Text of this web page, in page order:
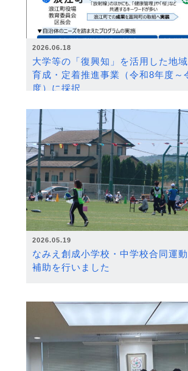
2026.06.18
大学等の「復興知」を活用した地
育成・定着推進事業（令和8年度～
度）に採択
2026.05.19
なみえ創成小学校・中学校合同運
補助を行いました